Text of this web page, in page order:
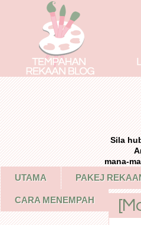
Sila
mana-
UTAMA PAKEJ
CARA MENEMPAH